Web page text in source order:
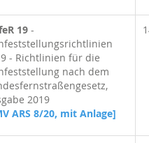
19 -
- Richtlinien für die
nach dem
2019
ARS 8/20, mit Anlage]